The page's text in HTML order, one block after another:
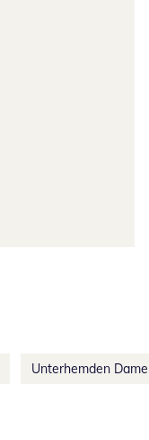
Unterhemden